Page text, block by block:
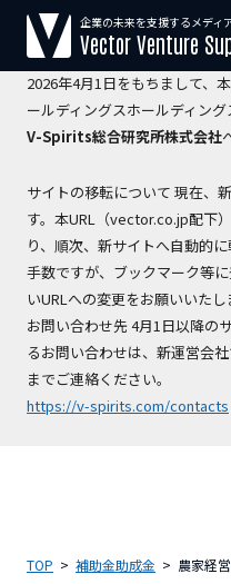
【運営会社変更
2026年4月1日をもちまして、
ールディングスホールディング
V-Spirits総合研究所株式会社
サイトの移転について 現在、
す。本URL（vector.co.jp配下
り、順次、新サイトへ自動的
手数ですが、ブックマーク等
いURLへの変更をお願いいたし
お問い合わせ先 4月1日以降の
るお問い合わせは、新運営会
までご連絡ください。
https://v-spirits.com/contacts
企業の未来を支援するメディ
Vector Venture
TOP 補助金助成金